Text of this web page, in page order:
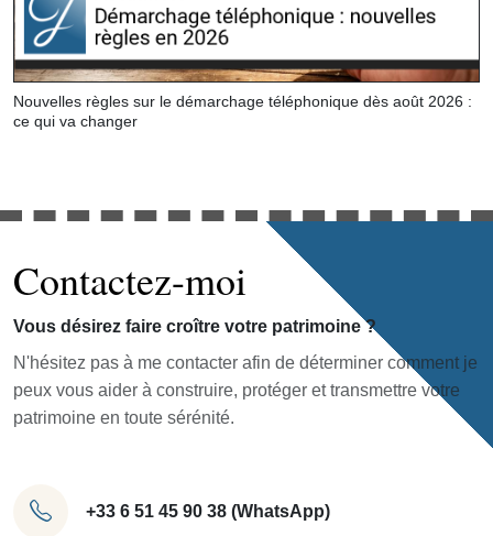
Nouvelles règles sur le démarchage téléphonique dès août 2026 :
ce qui va changer
Contactez-moi
Vous désirez faire croître votre patrimoine ?
N'hésitez pas à me contacter afin de déterminer comment je
peux vous aider à construire, protéger et transmettre votre
patrimoine en toute sérénité.
+33 6 51 45 90 38 (WhatsApp)